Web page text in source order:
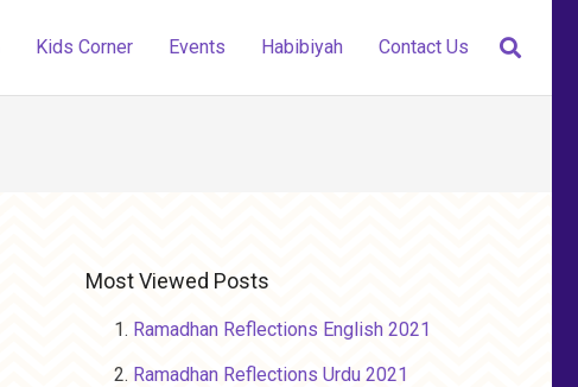
Kids Corner Events Habibiyah Contact Us
Most Viewed Posts
Ramadhan Reflections English 2021
Ramadhan Reflections Urdu 2021